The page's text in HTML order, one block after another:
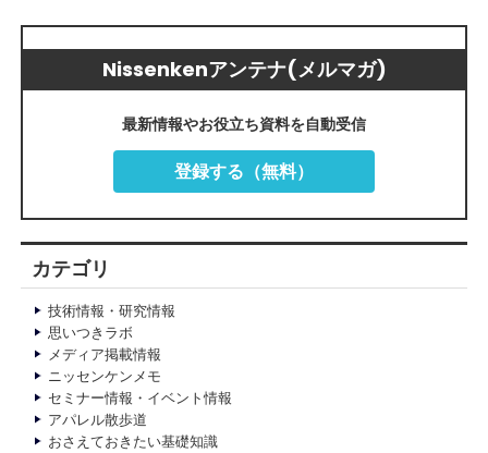
Nissenkenアンテナ(メルマガ)
最新情報やお役立ち資料を自動受信
登録する（無料）
カテゴリ
技術情報・研究情報
思いつきラボ
メディア掲載情報
ニッセンケンメモ
セミナー情報・イベント情報
アパレル散歩道
おさえておきたい基礎知識